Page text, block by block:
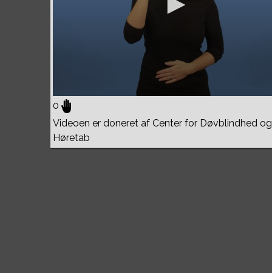
0
Videoen er doneret af Center for Døvblindhed og
Høretab